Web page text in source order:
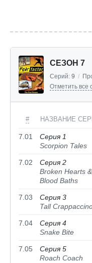
СЕЗОН 7
Серий: 9 /
Отметить все
# НАЗВАНИЕ
7.01
Серия 1
Scorpion Tales
7.02
Серия 2
Broken Hearts &
Blood Baths
7.03
Серия 3
Tall
7.04
Серия 4
Snake Bite
7.05
Серия 5
Roach Coach